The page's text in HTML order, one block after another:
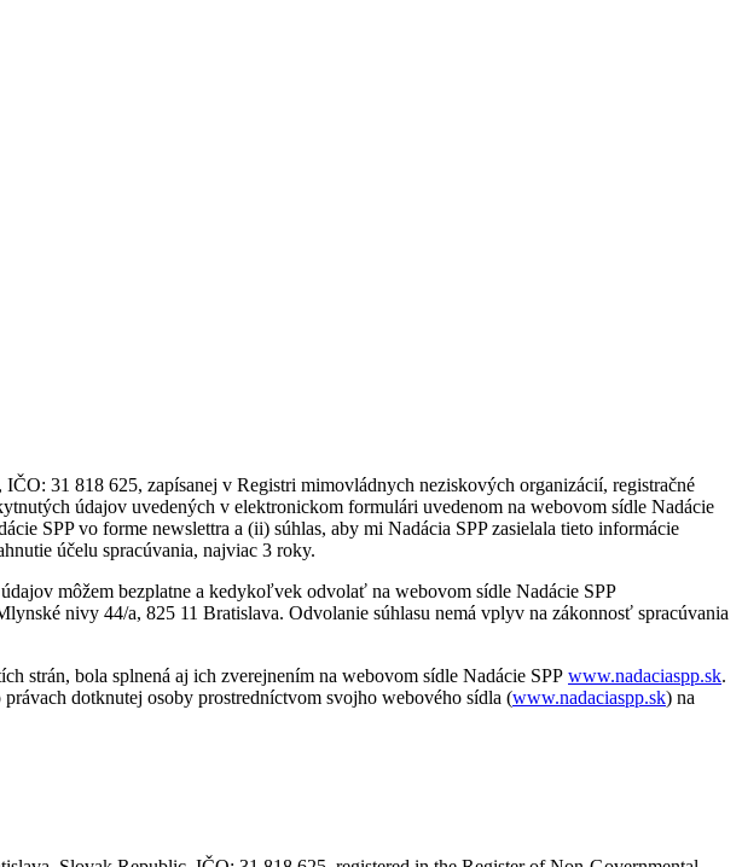
31 818 625, zapísanej v Registri mimovládnych neziskových organizácií, registračné
údajov uvedených v elektronickom formulári uvedenom na webovom sídle Nadácie
SPP vo forme newslettra a (ii) súhlas, aby mi Nadácia SPP zasielala tieto informácie
účelu spracúvania, najviac 3 roky.
môžem bezplatne a kedykoľvek odvolať na webovom sídle Nadácie SPP
nivy 44/a, 825 11 Bratislava. Odvolanie súhlasu nemá vplyv na zákonnosť spracúvania
strán, bola splnená aj ich zverejnením na webovom sídle Nadácie SPP www.nadaciaspp.sk.
dotknutej osoby prostredníctvom svojho webového sídla (www.nadaciaspp.sk) na